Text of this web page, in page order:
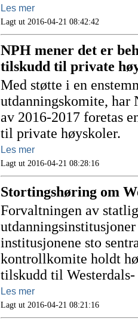
Les mer
Lagt ut 2016-04-21 08:42:42
NPH mener det er
tilskudd til private
Med støtte i en
utdanningskomite, har
av 2016-2017 foretas
til private høyskoler.
Les mer
Lagt ut 2016-04-21 08:28:16
Stortingshøring om
Forvaltningen av
institusjonene sto
kontrollkomite holdt
tilskudd til
Les mer
Lagt ut 2016-04-21 08:21:16